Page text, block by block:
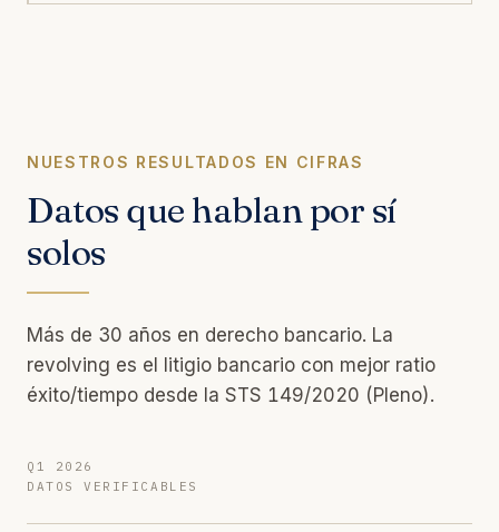
NUESTROS RESULTADOS EN CIFRAS
Datos que hablan por sí
solos
Más de 30 años en derecho bancario. La
revolving es el litigio bancario con mejor ratio
éxito/tiempo desde la STS 149/2020 (Pleno).
Q1 2026
DATOS VERIFICABLES